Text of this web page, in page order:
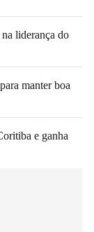
liderança do
manter boa
e ganha